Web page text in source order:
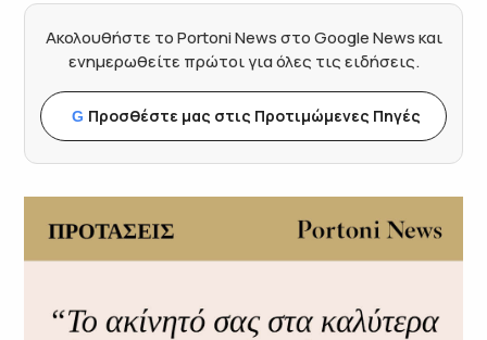
Ακολουθήστε το Portoni News στο Google News και
ενημερωθείτε πρώτοι για όλες τις ειδήσεις.
G Προσθέστε μας στις Προτιμώμενες Πηγές